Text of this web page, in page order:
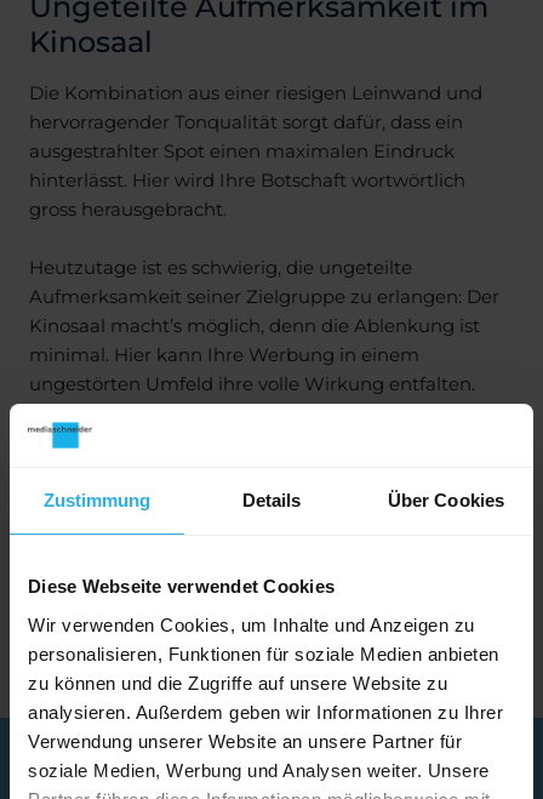
Zustimmung Details Über Cookies
Diese Webseite verwendet Cookies
Wir verwenden Cookies, um Inhalte und Anzeigen zu
personalisieren, Funktionen für soziale Medien anbieten
zu können und die Zugriffe auf unsere Website zu
analysieren. Außerdem geben wir Informationen zu Ihrer
Verwendung unserer Website an unsere Partner für
soziale Medien, Werbung und Analysen weiter. Unsere
Kinosaal
Die Kombination aus einer riesigen Leinwand und
hervorragender Tonqualität sorgt dafür, dass ein
ausgestrahlter Spot einen maximalen Eindruck
hinterlässt. Hier wird Ihre Botschaft wortwörtlich
gross herausgebracht.
Heutzutage ist es schwierig, die ungeteilte
Aufmerksamkeit seiner Zielgruppe zu erlangen: Der
Kinosaal macht’s möglich, denn die Ablenkung ist
minimal. Hier kann Ihre Werbung in einem
ungestörten Umfeld ihre volle Wirkung entfalten.
Von der Strategie über die Auswahl der gewünschten
Erstellung der Produktionspläne – bei
Mediaschneider setzen wir Ihre Kino-Kampagne mit
entwickeln wir auch auf Ihre Marke abgestimmte
Lösungen für aufmerksamkeitsstarke Promotionen
in den Kinosälen oder im Foyer.